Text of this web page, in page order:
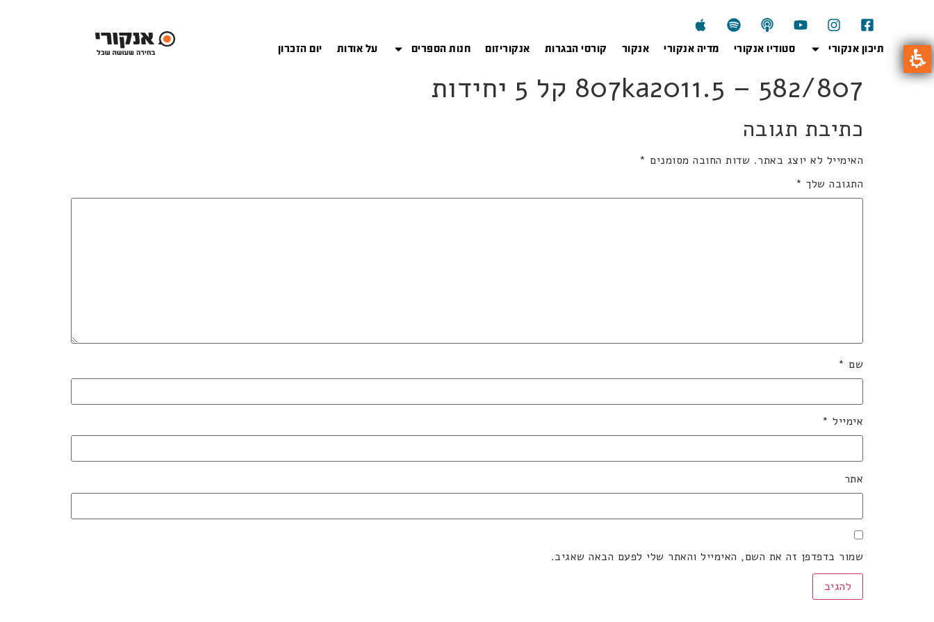
תיכון אנקורי סטודיו אנקורי מדיה אנקורי אנקור קורסי הבגרות אנקוריזום חנות הספרים על אודות יום הזכרון
807ka2011.5 – 582/807 קל 5 יחידות
כתיבת תגובה
האימייל לא יוצג באתר. שדות החובה מסומנים *
התגובה שלך *
שם *
אימייל *
אתר
שמור בדפדפן זה את השם, האימייל והאתר שלי לפעם הבאה שאגיב.